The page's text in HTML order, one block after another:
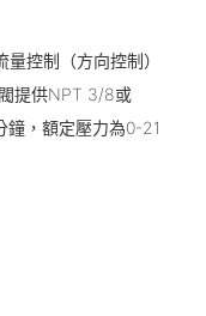
控制（方向控制）
提供NPT 3/8或
，額定壓力為0-21